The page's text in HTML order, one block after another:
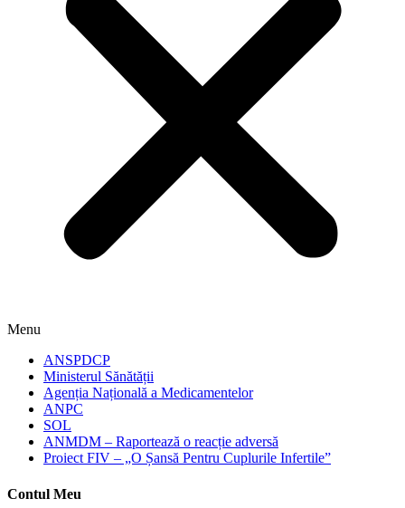
Menu
ANSPDCP
Ministerul Sănătății
Agenția Națională a Medicamentelor
ANPC
SOL
ANMDM – Raportează o reacție adversă
Proiect FIV – „O Șansă Pentru Cuplurile Infertile”
Contul Meu